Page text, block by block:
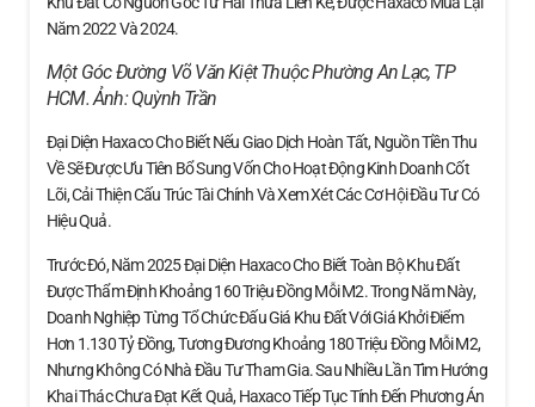
Năm 2022 Và 2024.
Một Góc Đường Võ Văn Kiệt Thuộc Phường An Lạc, TP
HCM. Ảnh:Quỳnh Trần
Đại Diện Haxaco Cho Biết Nếu Giao Dịch Hoàn Tất, Nguồn Tiền Thu
Về Sẽ Được Ưu Tiên Bổ Sung Vốn Cho Hoạt Động Kinh Doanh Cốt
Lõi, Cải Thiện Cấu Trúc Tài Chính Và Xem Xét Các Cơ Hội Đầu Tư Có
Hiệu Quả.
Trước Đó, Năm 2025 Đại Diện Haxaco Cho Biết Toàn Bộ Khu Đất
Được Thẩm Định Khoảng 160 Triệu Đồng Mỗi M2. Trong Năm Này,
Doanh Nghiệp Từng Tổ Chức Đấu Giá Khu Đất Với Giá Khởi Điểm
Hơn 1.130 Tỷ Đồng, Tương Đương Khoảng 180 Triệu Đồng Mỗi M2,
Nhưng Không Có Nhà Đầu Tư Tham Gia. Sau Nhiều Lần Tìm Hướng
Khai Thác Chưa Đạt Kết Quả, Haxaco Tiếp Tục Tính Đến Phương Án